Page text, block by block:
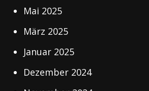
Mai 2025
März 2025
Januar 2025
Dezember 2024